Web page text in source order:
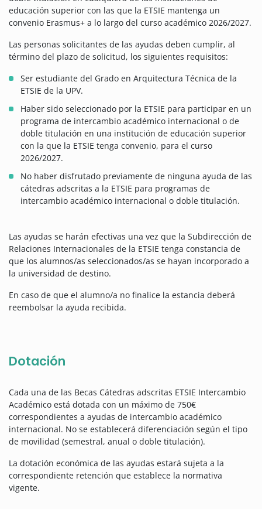
educación superior con las que la ETSIE mantenga un
convenio Erasmus+ a lo largo del curso académico 2026/2027.
Las personas solicitantes de las ayudas deben cumplir, al
término del plazo de solicitud, los siguientes requisitos:
Ser estudiante del Grado en Arquitectura Técnica de la
ETSIE de la UPV.
Haber sido seleccionado por la ETSIE para participar en un
programa de intercambio académico internacional o de
doble titulación en una institución de educación superior
con la que la ETSIE tenga convenio, para el curso
2026/2027.
No haber disfrutado previamente de ninguna ayuda de las
cátedras adscritas a la ETSIE para programas de
intercambio académico internacional o doble titulación.
Las ayudas se harán efectivas una vez que la Subdirección de
Relaciones Internacionales de la ETSIE tenga constancia de
que los alumnos/as seleccionados/as se hayan incorporado a
la universidad de destino.
En caso de que el alumno/a no finalice la estancia deberá
reembolsar la ayuda recibida.
Dotación
Cada una de las Becas Cátedras adscritas ETSIE Intercambio
Académico está dotada con un máximo de 750€
correspondientes a ayudas de intercambio académico
internacional. No se establecerá diferenciación según el tipo
de movilidad (semestral, anual o doble titulación).
La dotación económica de las ayudas estará sujeta a la
correspondiente retención que establece la normativa
vigente.